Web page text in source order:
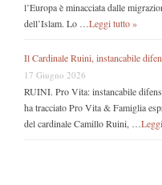
l’Europa è minacciata dalle
dell’Islam. Lo … Leggi tutto »
Il Cardinale Ruini, instancabile
17 Giugno 2026
RUINI. Pro Vita: instancabile
ha tracciato Pro Vita & Famiglia
del cardinale Camillo Ruini, …